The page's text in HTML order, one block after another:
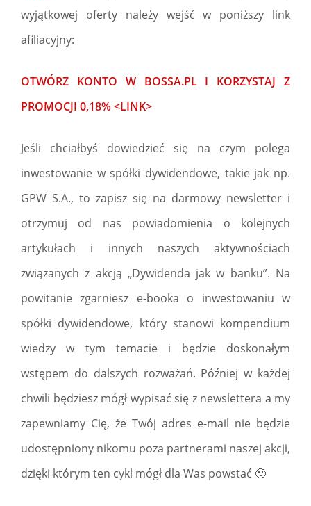
wyjątkowej oferty należy wejść w poniższy link
afiliacyjny:
OTWÓRZ KONTO W BOSSA.PL I KORZYSTAJ Z
PROMOCJI 0,18% <LINK>
Jeśli chciałbyś dowiedzieć się na czym polega
inwestowanie w spółki dywidendowe, takie jak np.
GPW S.A., to zapisz się na darmowy newsletter i
otrzymuj od nas powiadomienia o kolejnych
artykułach i innych naszych aktywnościach
związanych z akcją „Dywidenda jak w banku”. Na
powitanie zgarniesz e-booka o inwestowaniu w
spółki dywidendowe, który stanowi kompendium
wiedzy w tym temacie i będzie doskonałym
wstępem do dalszych rozważań. Później w każdej
chwili będziesz mógł wypisać się z newslettera a my
zapewniamy Cię, że Twój adres e-mail nie będzie
udostępniony nikomu poza partnerami naszej akcji,
dzięki którym ten cykl mógł dla Was powstać 🙂